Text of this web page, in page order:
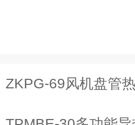
ZKPG-69风机盘管